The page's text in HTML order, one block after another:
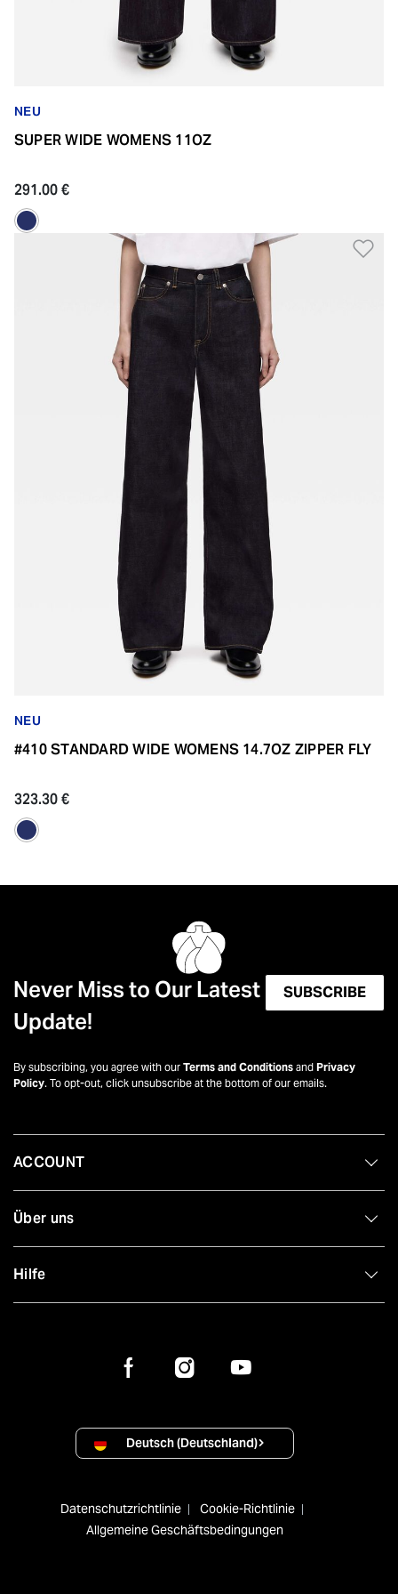
NEU
SUPER WIDE WOMENS 11OZ
291.00 €
NEU
#410 STANDARD WIDE WOMENS 14.7OZ ZIPPER FLY
323.30 €
Never Miss to Our Latest
Update!
SUBSCRIBE
By subscribing, you agree with our Terms and Conditions and Privacy
Policy. To opt-out, click unsubscribe at the bottom of our emails.
ACCOUNT
Über uns
Hilfe
Deutsch (Deutschland)
Datenschutzrichtlinie
Cookie-Richtlinie
Allgemeine Geschäftsbedingungen